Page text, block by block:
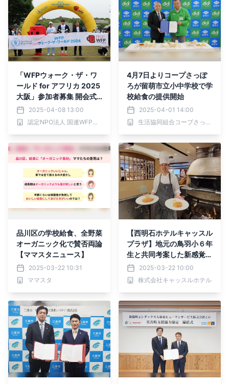
「WFPウォーク・ザ・ワ
ールド for アフリカ 2025
大阪」参加者募集 開会式
ゲストに入江陵介さん決定
2025-04-08 13:00
認定NPO法人 国連WFP協会
4月7日よりコープさっぽ
ろが留萌市立小中学校で学
校給食の提供開始
2025-04-01 14:00
生活協同組合コープさっぽろ
品川区の学校給食、全野菜
オーガニック化で賛否両論
【ママスタニュース】
2025-03-22 10:31
ママスタ
【西明石ホテルキャッスル
プラザ】地元の鳥羽小６年
生と共同考案した新感覚ス
イーツ、3月22日より販売
開始
2025-03-22 10:00
株式会社キャッスルホテル